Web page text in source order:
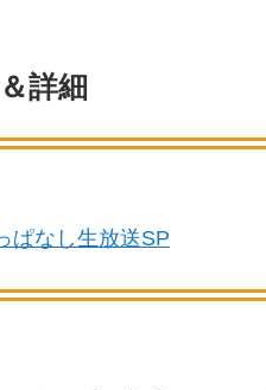
詳細
ぱなし生放送SP